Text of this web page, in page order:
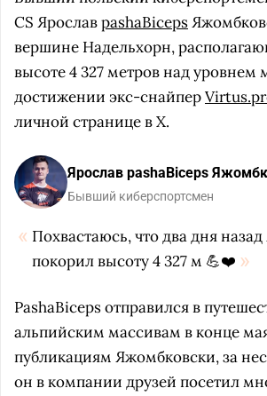
CS ЯрославpashaBiceps
вершине Надельхорн,
высоте 4 327 метров над уровнем
достижении экс-снайпер
личной странице в X.
Ярослав pashaBiceps
Бывший киберспортсмен
Похвастаюсь, что два дня
покорил высоту 4 327 м 💪❤️
PashaBiceps отправился в
альпийским массивам в конце
публикациям Яжомбковски, за
он в компании друзей посетил